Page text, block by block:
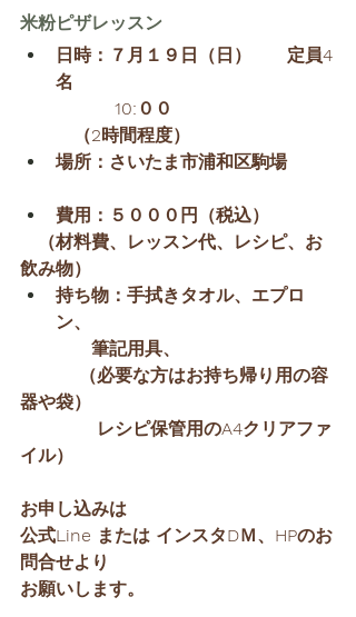
米粉ピザレッスン
日時：７月１９日（日）　　定員4
名
10:００
（2時間程度）
場所：さいたま市浦和区駒場
費用：５０００円（税込）
（材料費、レッスン代、レシピ、お
飲み物）
持ち物 ：手拭きタオル、エプロ
ン、
筆記用具、
（必要な方はお持ち帰り用の容
器や袋）
レシピ保管用のA4クリアファ
イル）
お申し込みは
公式Line または インスタDＭ、HPのお
問合せより
お願いします。